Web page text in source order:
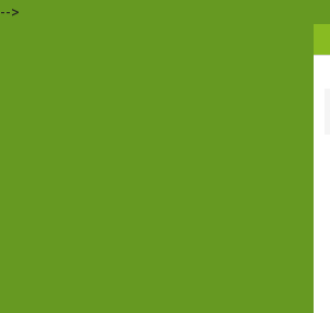
-->